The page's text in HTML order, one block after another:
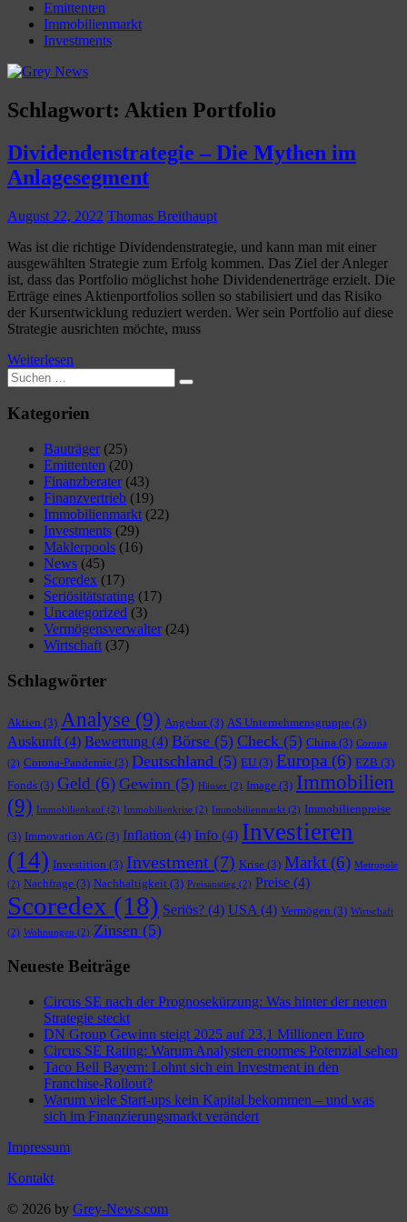
Emittenten
Immobilienmarkt
Investments
Schlagwort: Aktien Portfolio
Dividendenstrategie – Die Mythen im
Anlagesegment
August 22, 2022 Thomas Breithaupt
Was ist die richtige Dividendenstrategie, und kann man mit einer
ausgewählten Strategie zum Erfolg kommen. Das Ziel der Anleger
ist, dass das Portfolio möglichst hohe Dividendenerträge erzielt. Die
Erträge eines Aktienportfolios sollen so stabilisiert und das Risiko
der Kursentwicklung reduziert werden. Wer sein Portfolio auf diese
Strategie ausrichten möchte, muss
Weiterlesen
Suchen
nach:
Suchen
Kategorien
Bauträger(25)
Emittenten (20)
Finanzberater(43)
Finanzvertrieb (19)
Immobilienmarkt (22)
Investments (29)
Maklerpools (16)
News (45)
Scoredex (17)
Seriösitätsrating (17)
Uncategorized (3)
Vermögensverwalter(24)
Wirtschaft (37)
Schlagwörter
Aktien (3) Analyse (9) Angebot (3) AS Unternehmensgruppe (3)
Auskunft (4) Bewertung (4) Börse (5) Check (5) China (3) Corona
(2) Corona-Pandemie (3) Deutschland (5) EU (3) Europa (6) EZB (3)
Fonds (3) Geld (6) Gewinn (5) Häuser (2) Image (3) Immobilien
(9) Immobilienkauf (2) Immobilienkrise (2) Immobilienmarkt (2) Immobilienpreise
(3) Immovation AG (3) Inflation (4) Info (4) Investieren
(14) Investition (3) Investment (7) Krise (3) Markt (6) Metropole
(2) Nachfrage (3) Nachhaltigkeit (3) Preisanstieg (2) Preise (4)
Scoredex (18) Seriös? (4) USA (4) Vermögen (3) Wirtschaft
(2) Wohnungen (2) Zinsen (5)
Neueste Beiträge
Circus SE nach der Prognosekürzung: Was hinter der neuen
Strategie steckt
DN Group Gewinn steigt 2025 auf 23,1 Millionen Euro
Circus SE Rating: Warum Analysten enormes Potenzial sehen
Taco Bell Bayern: Lohnt sich ein Investment in den
Franchise-Rollout?
Warum viele Start-ups kein Kapital bekommen – und was
sich im Finanzierungsmarkt verändert
Impressum
Kontakt
© 2026 by Grey-News.com